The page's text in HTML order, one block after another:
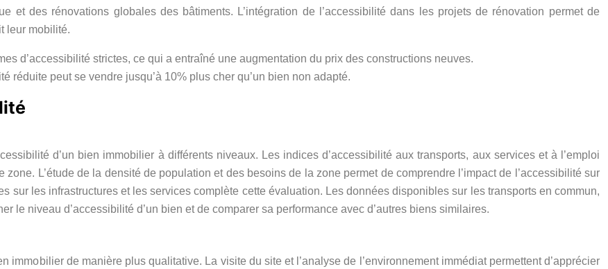
et des rénovations globales des bâtiments. L’intégration de l’accessibilité dans les projets de rénovation permet de
leur mobilité.
d’accessibilité strictes, ce qui a entraîné une augmentation du prix des constructions neuves.
réduite peut se vendre jusqu’à 10% plus cher qu’un bien non adapté.
d’un bien immobilier à différents niveaux. Les indices d’accessibilité aux transports, aux services et à l’emploi
L’étude de la densité de population et des besoins de la zone permet de comprendre l’impact de l’accessibilité sur
sur les infrastructures et les services complète cette évaluation. Les données disponibles sur les transports en commun,
le niveau d’accessibilité d’un bien et de comparer sa performance avec d’autres biens similaires.
immobilier de manière plus qualitative. La visite du site et l’analyse de l’environnement immédiat permettent d’apprécier